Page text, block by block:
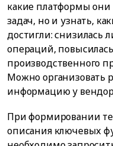
какие платформы они
задач, но и узнать,
достигли: снизилась
операций,
производственного
Можно организовать
информацию у
При формировании
описания ключевых